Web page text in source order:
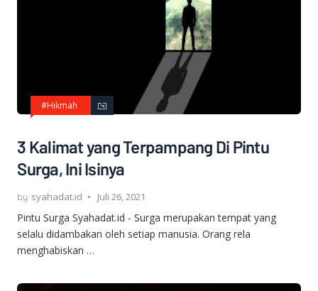
#Hikmah
3 Kalimat yang Terpampang Di Pintu
Surga, Ini Isinya
syahadat.id Juli 26, 2021
Pintu Surga Syahadat.id - Surga merupakan tempat yang
selalu didambakan oleh setiap manusia. Orang rela
menghabiskan …